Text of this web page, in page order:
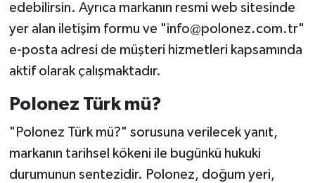
edebilirsin. Ayrıca markanın resmi web sitesinde
yer alan iletişim formu ve "info@polonez.com.tr"
e-posta adresi de müşteri hizmetleri kapsamında
aktif olarak çalışmaktadır.
Polonez Türk mü?
"Polonez Türk mü?" sorusuna verilecek yanıt,
markanın tarihsel kökeni ile bugünkü hukuki
durumunun sentezidir. Polonez, doğum yeri,